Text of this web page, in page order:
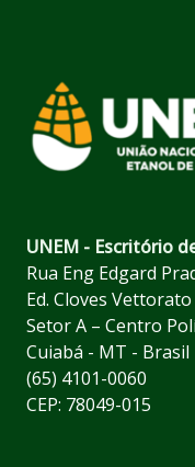
UNEM - Escritório
Rua Eng Edgard
Ed. Cloves
Setor A – Centro
Cuiabá - MT - Brasil
(65) 4101-0060
CEP: 78049-015